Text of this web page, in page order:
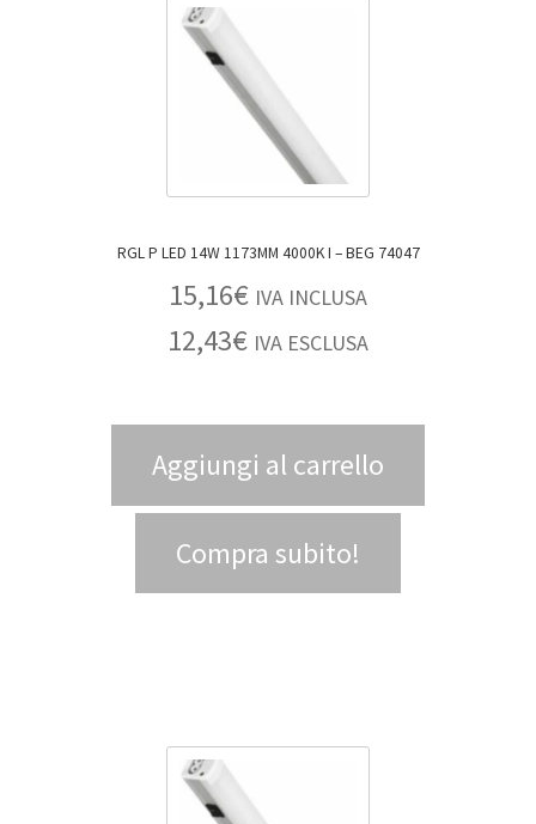
RGL P LED 14W 1173MM 4000K I – BEG 74047
15,16€ IVA INCLUSA
12,43€ IVA ESCLUSA
Aggiungi al carrello
Compra subito!